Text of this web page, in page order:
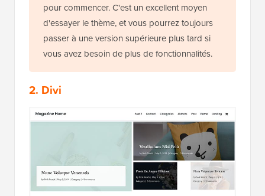
pour commencer. C'est un excellent moyen
d'essayer le thème, et vous pourrez toujours
passer à une version supérieure plus tard si
vous avez besoin de plus de fonctionnalités.
2. Divi